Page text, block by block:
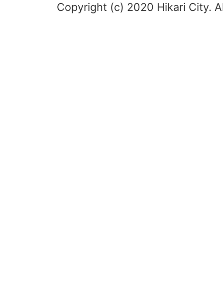
Copyright (c) 2020 Hikari City.